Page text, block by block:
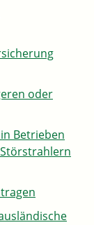
oder
Betrieben